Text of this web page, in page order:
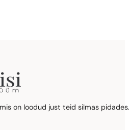
lõhna noodid
Prive
on loodud just teid silmas